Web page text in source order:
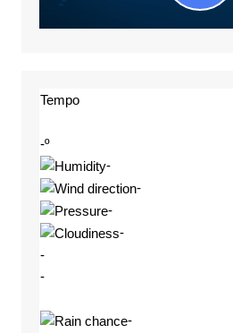
Tempo
-º
-
-
-
-
-
-
-